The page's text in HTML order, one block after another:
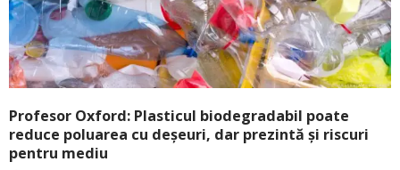
Profesor Oxford: Plasticul biodegradabil poate
reduce poluarea cu deșeuri, dar prezintă și riscuri
pentru mediu